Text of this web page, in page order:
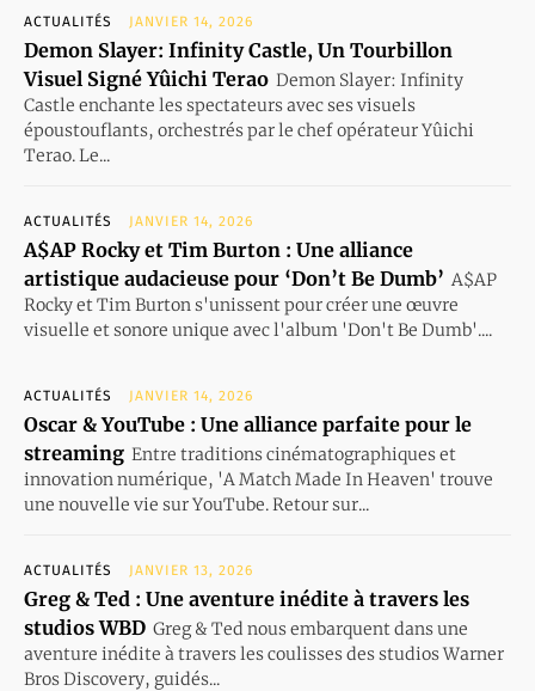
ACTUALITÉS JANVIER 14, 2026
Demon Slayer: Infinity Castle, Un Tourbillon
Visuel Signé Yûichi Terao Demon Slayer: Infinity
Castle enchante les spectateurs avec ses visuels
époustouflants, orchestrés par le chef opérateur Yûichi
Terao. Le...
ACTUALITÉS JANVIER 14, 2026
A$AP Rocky et Tim Burton : Une alliance
artistique audacieuse pour ‘Don’t Be Dumb’ A$AP
Rocky et Tim Burton s'unissent pour créer une œuvre
visuelle et sonore unique avec l'album 'Don't Be Dumb'....
ACTUALITÉS JANVIER 14, 2026
Oscar & YouTube : Une alliance parfaite pour le
streaming Entre traditions cinématographiques et
innovation numérique, 'A Match Made In Heaven' trouve
une nouvelle vie sur YouTube. Retour sur...
ACTUALITÉS JANVIER 13, 2026
Greg & Ted : Une aventure inédite à travers les
studios WBD Greg & Ted nous embarquent dans une
aventure inédite à travers les coulisses des studios Warner
Bros Discovery, guidés...